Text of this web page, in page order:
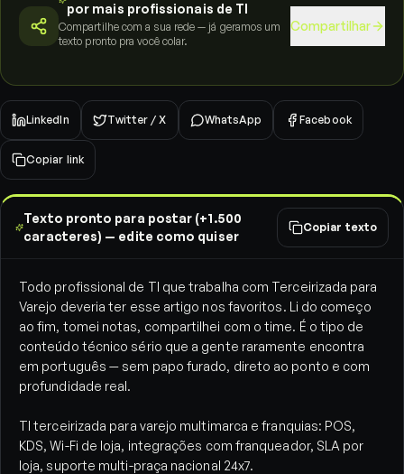
por mais profissionais de TI
Compartilhe com a sua rede — já geramos um
texto pronto pra você colar.
Compartilhar
LinkedIn Twitter / X WhatsApp Facebook
Copiar link
Texto pronto para postar (+1.500
caracteres) — edite como quiser
Copiar texto
Todo profissional de TI que trabalha com Terceirizada para
Varejo deveria ter esse artigo nos favoritos. Li do começo
ao fim, tomei notas, compartilhei com o time. É o tipo de
conteúdo técnico sério que a gente raramente encontra
em português — sem papo furado, direto ao ponto e com
profundidade real.
TI terceirizada para varejo multimarca e franquias: POS,
KDS, Wi-Fi de loja, integrações com franqueador, SLA por
loja, suporte multi-praça nacional 24x7.